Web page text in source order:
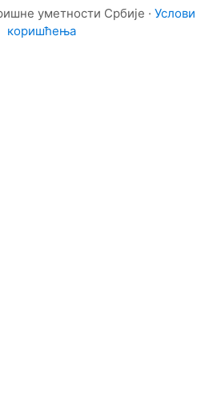
уметности Србије · Услови
коришћења